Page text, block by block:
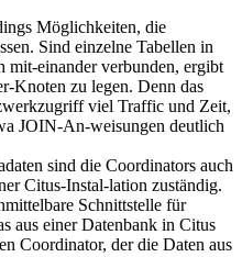
Möglichkeiten, die
Sind einzelne Tabellen in
mit-einander verbunden, ergibt
Knoten zu legen. Denn das
viel Traffic und Zeit,
JOIN-An-weisungen deutlich
sind die Coordinators auch
Citus-Instal-lation zuständig.
Schnittstelle für
aus einer Datenbank in Citus
Coordinator, der die Daten aus